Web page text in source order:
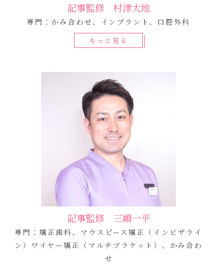
記事監修 村津大地
専門：かみ合わせ、インプラント、口腔外科
もっと見る
記事監修 三嶋一平
専門：矯正歯科、マウスピース矯正（インビザライ
ン）ワイヤー矯正（マルチブラケット）、かみ合わ
せ